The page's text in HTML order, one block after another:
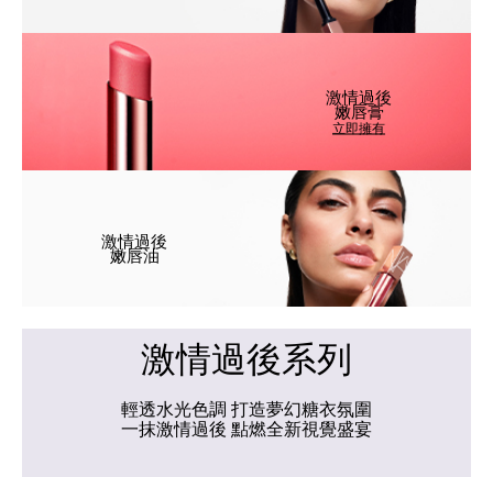
激情過後
嫩唇膏
立即擁有
激情過後
嫩唇油
激情過後系列
輕透水光色調 打造夢幻糖衣氛圍
一抹激情過後 點燃全新視覺盛宴